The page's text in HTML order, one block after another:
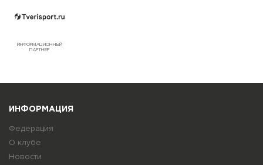
ИНФОРМАЦИОННЫЙ
ПАРТНЕР
ИНФОРМАЦИЯ
Федерация
О клубе
Новости